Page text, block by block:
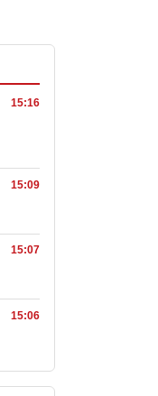
15:16
15:09
15:07
15:06